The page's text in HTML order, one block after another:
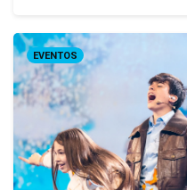
EVENTOS